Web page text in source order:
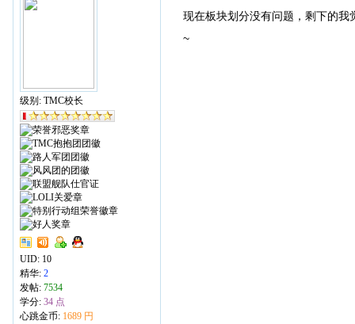
级别: TMC校长
UID: 10
精华: 2
发帖: 7534
学分: 34 点
心跳金币: 1689 円
现在板块划分没有问题，剩下的我
~